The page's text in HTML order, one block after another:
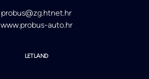
probus@zg.htnet.hr
www.probus-auto.hr
LETLAND